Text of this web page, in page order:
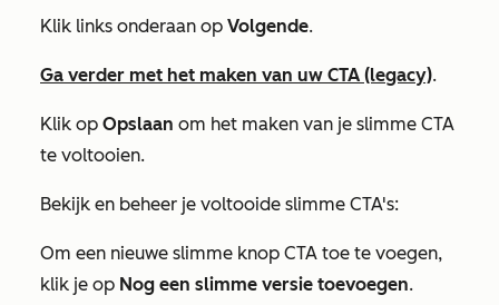
Klik links onderaan op Volgende.
Ga verder met het maken van uw CTA (legacy).
Klik op Opslaan om het maken van je slimme CTA
te voltooien.
Bekijk en beheer je voltooide slimme CTA's:
Om een nieuwe slimme knop CTA toe te voegen,
klik je op Nog een slimme versie toevoegen.